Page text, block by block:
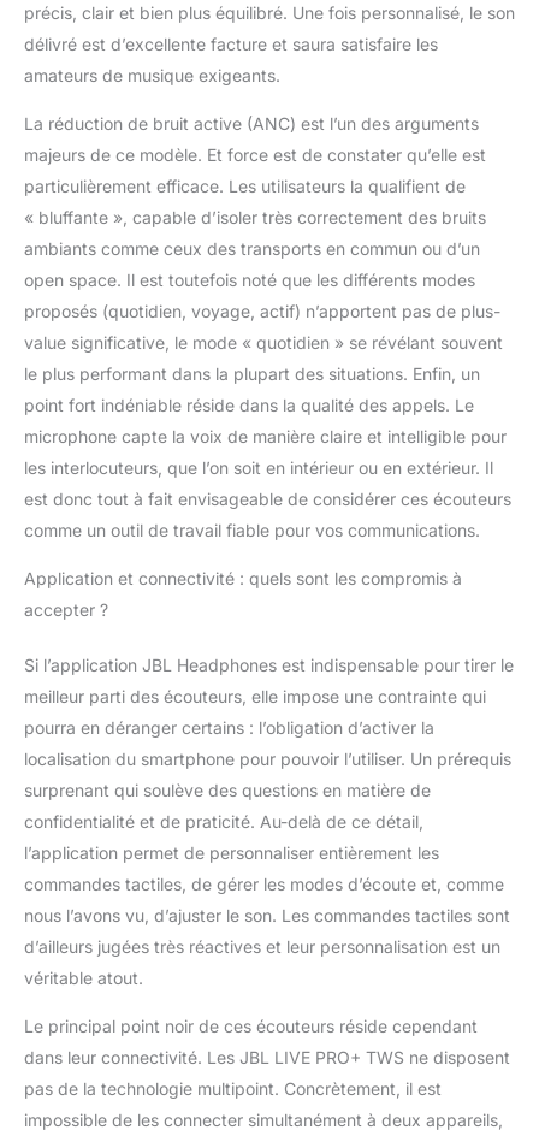
précis, clair et bien plus équilibré. Une fois personnalisé, le son
délivré est d’excellente facture et saura satisfaire les
amateurs de musique exigeants.
La réduction de bruit active (ANC) est l’un des arguments
majeurs de ce modèle. Et force est de constater qu’elle est
particulièrement efficace. Les utilisateurs la qualifient de
« bluffante », capable d’isoler très correctement des bruits
ambiants comme ceux des transports en commun ou d’un
open space. Il est toutefois noté que les différents modes
proposés (quotidien, voyage, actif) n’apportent pas de plus-
value significative, le mode « quotidien » se révélant souvent
le plus performant dans la plupart des situations. Enfin, un
point fort indéniable réside dans la qualité des appels. Le
microphone capte la voix de manière claire et intelligible pour
les interlocuteurs, que l’on soit en intérieur ou en extérieur. Il
est donc tout à fait envisageable de considérer ces écouteurs
comme un outil de travail fiable pour vos communications.
Application et connectivité : quels sont les compromis à
accepter ?
Si l’application JBL Headphones est indispensable pour tirer le
meilleur parti des écouteurs, elle impose une contrainte qui
pourra en déranger certains : l’obligation d’activer la
localisation du smartphone pour pouvoir l’utiliser. Un prérequis
surprenant qui soulève des questions en matière de
confidentialité et de praticité. Au-delà de ce détail,
l’application permet de personnaliser entièrement les
commandes tactiles, de gérer les modes d’écoute et, comme
nous l’avons vu, d’ajuster le son. Les commandes tactiles sont
d’ailleurs jugées très réactives et leur personnalisation est un
véritable atout.
Le principal point noir de ces écouteurs réside cependant
dans leur connectivité. Les JBL LIVE PRO+ TWS ne disposent
pas de la technologie multipoint. Concrètement, il est
impossible de les connecter simultanément à deux appareils,